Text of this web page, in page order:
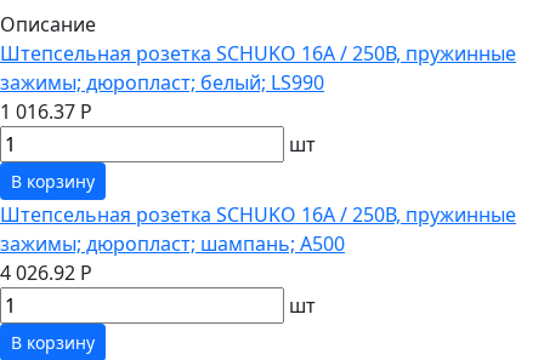
Описание
Штепсельная розетка SCHUKO 16А / 250В, пружинные
зажимы; дюропласт; белый; LS990
1 016.37 Р
шт
В корзину
Штепсельная розетка SCHUKO 16А / 250В, пружинные
зажимы; дюропласт; шампань; A500
4 026.92 Р
шт
В корзину